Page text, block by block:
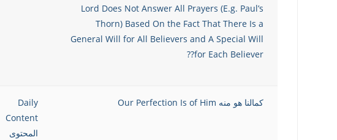
Lord Does Not Answer All Prayers (E.g. Paul’s
Thorn) Based On the Fact That There Is a
General Will for All Believers and A Special Will
for Each Believer??
كمالنا هو منه Our Perfection Is of Him
Daily
Content
المحتوى